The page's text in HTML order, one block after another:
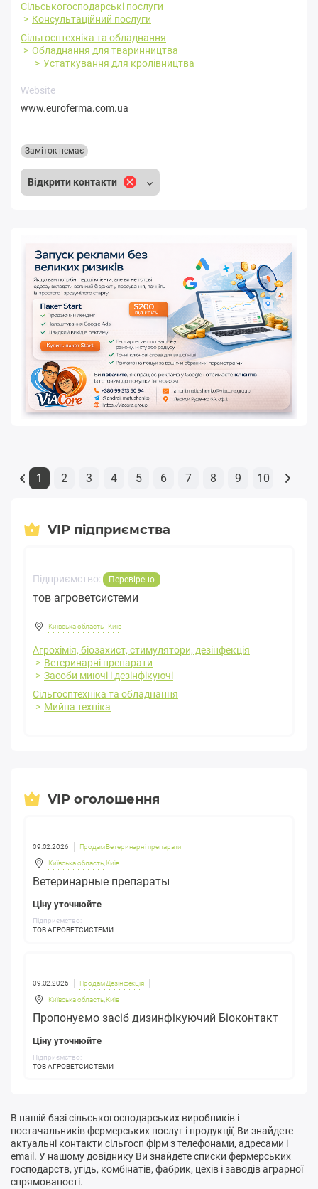
Сільськогосподарські послуги
Консультаційний послуги
Сільгосптехніка та обладнання
Обладнання для тваринництва
Устаткування для кролівництва
Website
www.euroferma.com.ua
Відкрити контакти
Заміток немає
« 1 2 3 4 5 6 7 8 9 10
VIP підприємства
Підприємство: Перевірено
тов агроветсистеми
Київська область- Київ
Агрохімія, біозахист, стимулятори, дезінфекція
Ветеринарні препарати
Засоби миючі і дезінфікуючі
Сільгосптехніка та обладнання
Мийна техніка
VIP оголошення
09.02.2026 Продам Ветеринарні препарати
Київська область, Київ
Ветеринарные препараты
Ціну уточнюйте
Підприємство:
ТОВ АГРОВЕТСИСТЕМИ
09.02.2026 Продам Дезінфекція
Київська область, Київ
Пропонуємо засіб дизинфікуючий Біоконтакт
Ціну уточнюйте
Підприємство:
ТОВ АГРОВЕТСИСТЕМИ
В нашій базі сільськогосподарських виробників і
постачальників фермерських послуг і продукції, Ви знайдете
актуальні контакти сільгосп фірм з телефонами, адресами і
email. У нашому довіднику Ви знайдете списки фермерських
господарств, угідь, комбінатів, фабрик, цехів і заводів аграрної
спрямованості.